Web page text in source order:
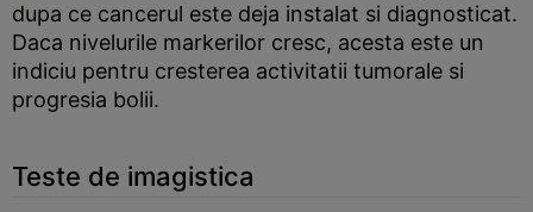
dupa ce cancerul este deja instalat si diagnosticat.
Daca nivelurile markerilor cresc, acesta este un
indiciu pentru cresterea activitatii tumorale si
progresia bolii.
Teste de imagistica